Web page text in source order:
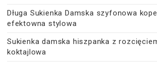
Długa Sukienka Damska szyfonowa
efektowna stylowa
Sukienka damska hiszpanka z
koktajlowa